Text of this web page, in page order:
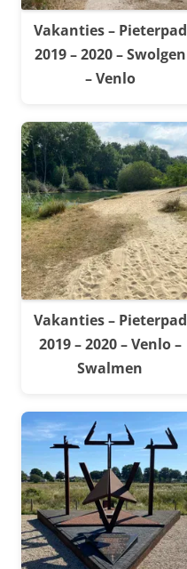
Vakanties – Pieterpad
2019 – 2020 – Swolgen
– Venlo
Vakanties – Pieterpad
2019 – 2020 – Venlo –
Swalmen